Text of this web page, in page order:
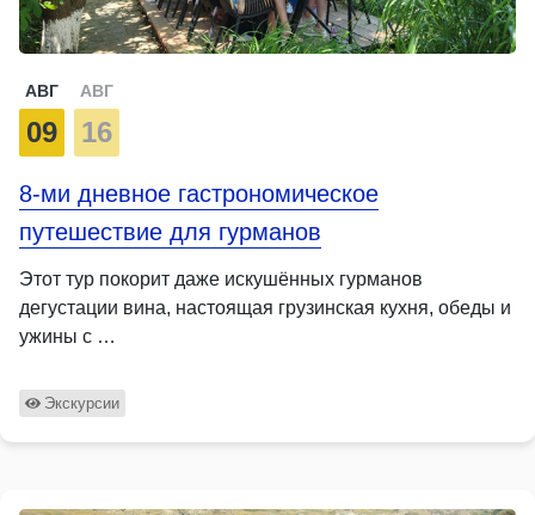
АВГ
09
АВГ
16
8-ми дневное гастрономическое
путешествие для гурманов
Этот тур покорит даже искушённых гурманов
дегустации вина, настоящая грузинская кухня, обеды и
ужины с …
Экскурсии